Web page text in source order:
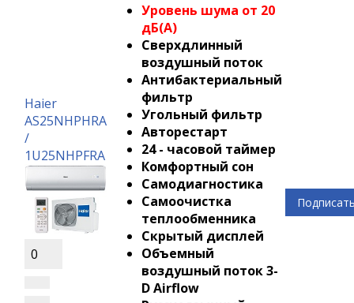
Haier
AS25NHPHRA
/
1U25NHPFRA
0
Уровень шума от 20
дБ(А)
Сверхдлинный
воздушный поток
Антибактериальный
фильтр
Угольный фильтр
Авторестарт
24 - часовой таймер
Комфортный сон
Самодиагностика
Самоочистка
теплообменника
Скрытый дисплей
Объемный
воздушный поток 3-
D Airflow